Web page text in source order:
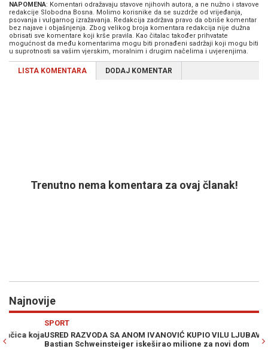
NAPOMENA: Komentari odražavaju stavove njihovih autora, a ne nužno i stavove
redakcije Slobodna Bosna. Molimo korisnike da se suzdrže od vrijeđanja,
psovanja i vulgarnog izražavanja. Redakcija zadržava pravo da obriše komentar
bez najave i objašnjenja. Zbog velikog broja komentara redakcija nije dužna
obrisati sve komentare koji krše pravila. Kao čitalac također prihvatate
mogućnost da među komentarima mogu biti pronađeni sadržaji koji mogu biti
u suprotnosti sa vašim vjerskim, moralnim i drugim načelima i uvjerenjima.
LISTA KOMENTARA DODAJ KOMENTAR
Trenutno nema komentara za ovaj članak!
Najnovije
USRED RAZVODA SA ANOM IVANOVIĆ KUPIO VILU LJUBAVNICI:
Bastian Schweinsteiger iskeširao milione za novi dom